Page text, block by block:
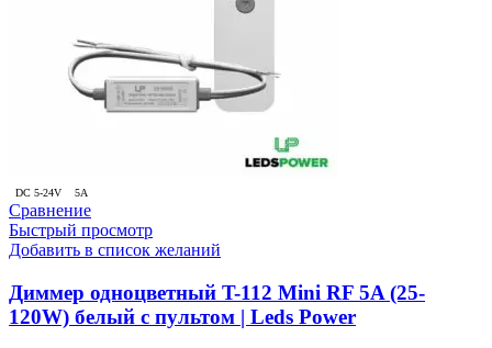
DC 5-24V 5A
Сравнение
Быстрый просмотр
Добавить в список желаний
Диммер одноцветный T-112 Mini RF 5A (25-
120W) белый с пультом | Leds Power